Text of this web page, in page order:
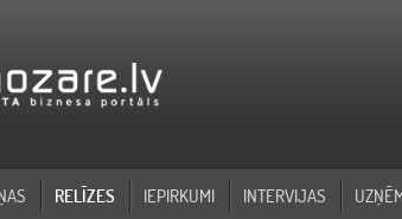
RELĪZES IEPIRKUMI INTERVIJAS